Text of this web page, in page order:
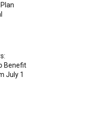
Benefit
July 1